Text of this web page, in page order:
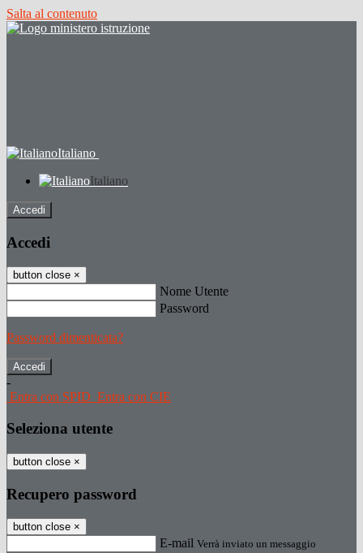
Salta al contenuto
Italiano
Italiano
Accedi
Accedi
button close ×
Nome Utente
Password
Password dimenticata?
-
Entra con SPID Entra con CIE
Seleziona utente
button close ×
Recupero password
button close ×
E-mail Verrà inviato un messaggio